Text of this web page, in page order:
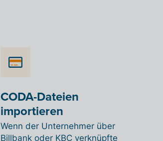
CODA-Dateien
importieren
Wenn der Unternehmer über
Billbank oder KBC verknüpfte